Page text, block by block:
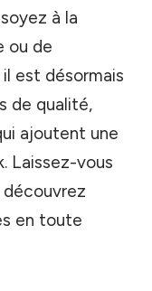
à la
ou de
est désormais
de qualité,
ajoutent une
Laissez-vous
en toute